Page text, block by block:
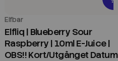
Elfbar
Elfliq | Blueberry Sour
Raspberry | 10ml E-Juice |
OBS!! Kort/Utgånget Datum